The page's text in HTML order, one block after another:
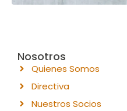
Nosotros
Quienes Somos
Directiva
Nuestros Socios